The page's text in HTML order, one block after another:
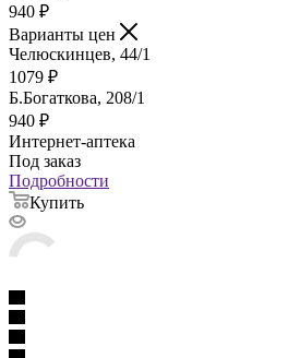
940 ₽
Варианты цен
Челюскинцев, 44/1
1079 ₽
Б.Богаткова, 208/1
940 ₽
Интернет-аптека
Под заказ
Подробности
Купить